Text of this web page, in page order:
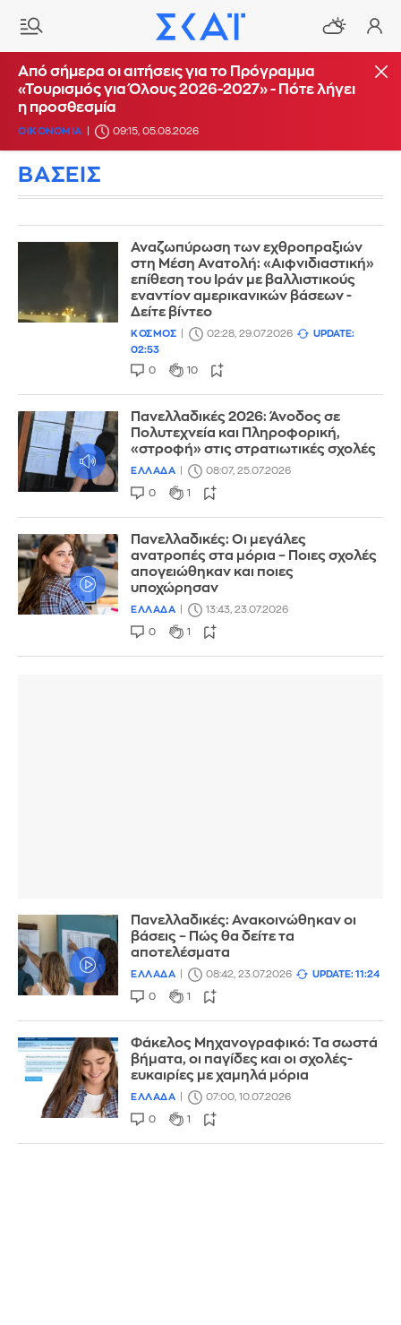
Από σήμερα οι αιτήσεις για το Πρόγραμμα
«Τουρισμός για Όλους 2026-2027» - Πότε λήγει
η προσθεσμία
ΟΙΚΟΝΟΜΙΑ 09:15, 05.08.2026
ΒΑΣΕΙΣ
Αναζωπύρωση των εχθροπραξιών
στη Μέση Ανατολή: «Αιφνιδιαστική»
επίθεση του Ιράν με βαλλιστικούς
εναντίον αμερικανικών βάσεων -
Δείτε βίντεο
ΚΟΣΜΟΣ 02:28, 29.07.2026
UPDATE:
02:53
0 10
Πανελλαδικές 2026: Άνοδος σε
Πολυτεχνεία και Πληροφορική,
«στροφή» στις στρατιωτικές σχολές
ΕΛΛΑΔΑ 08:07, 25.07.2026
0 1
Πανελλαδικές: Οι μεγάλες
ανατροπές στα μόρια – Ποιες σχολές
απογειώθηκαν και ποιες
υποχώρησαν
ΕΛΛΑΔΑ 13:43, 23.07.2026
0 1
Πανελλαδικές: Ανακοινώθηκαν οι
βάσεις – Πώς θα δείτε τα
αποτελέσματα
ΕΛΛΑΔΑ 08:42, 23.07.2026 UPDATE: 11:24
0 1
Φάκελος Μηχανογραφικό: Τα σωστά
βήματα, οι παγίδες και οι σχολές-
ευκαιρίες με χαμηλά μόρια
ΕΛΛΑΔΑ 07:00, 10.07.2026
0 1